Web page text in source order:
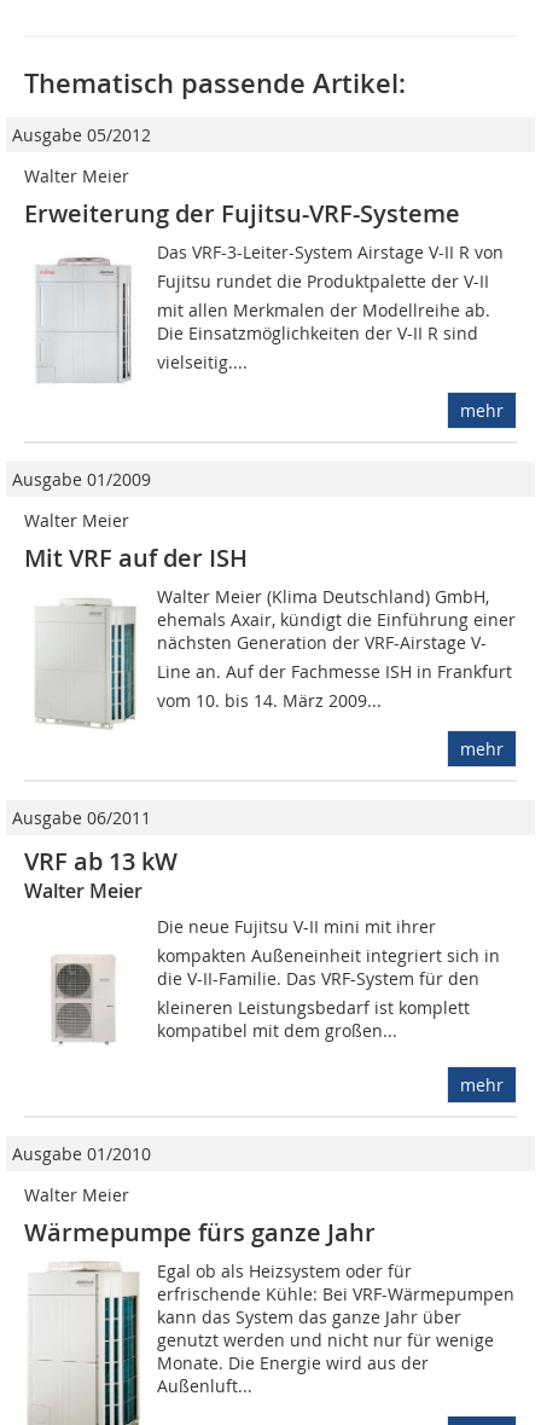
Thematisch passende Artikel:
Ausgabe 05/2012
Walter Meier
Erweiterung der Fujitsu-VRF-Systeme
Das VRF-3-Leiter-System Air­stage V-II R von
Fujitsu rundet die Produktpalette der V-II
mit allen Merkmalen der Modellreihe ab.
Die Einsatzmöglichkeiten der V-II R sind
vielseitig....
mehr
Ausgabe 01/2009
Walter Meier
Mit VRF auf der ISH
Walter Meier (Klima Deutschland) GmbH,
ehemals Axair, kündigt die Einführung einer
nächsten Generation der VRF-Airstage V-
Line an. Auf der Fachmesse ISH in Frankfurt
vom 10. bis 14. März 2009...
mehr
Ausgabe 06/2011
VRF ab 13 kW
Walter Meier
Die neue Fujitsu V-II mini mit ihrer
kompakten Außeneinheit integriert sich in
die V-II-Familie. Das VRF-System für den
kleineren Leistungsbedarf ist komplett
kompatibel mit dem großen...
mehr
Ausgabe 01/2010
Walter Meier
Wärmepumpe fürs ganze Jahr
Egal ob als Heizsystem oder für
erfrischende Kühle: Bei VRF-Wärmepumpen
kann das System das ganze Jahr über
genutzt werden und nicht nur für wenige
Monate. Die Energie wird aus der
Außenluft...